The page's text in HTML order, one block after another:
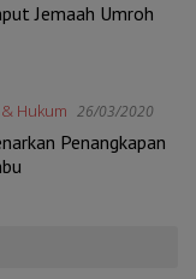
Jemaah Umroh
Hukum 26/03/2020
Penangkapan